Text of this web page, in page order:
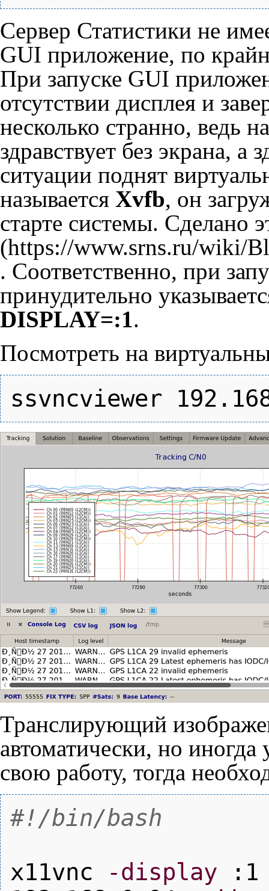
Сервер Статистики не
GUI приложение, по
При запуске GUI
отсутствии дисплея и
несколько странно, ведь
здравствует без экрана, а
ситуации поднят
называется Xvfb, он
старте системы. Сделано
. Соответственно, при
принудительно
DISPLAY=:1.
Посмотреть на
ssvncviewer
Транслирующий
автоматически, но
свою работу, тогда
#!/bin/bash
x11vnc
-display : 1